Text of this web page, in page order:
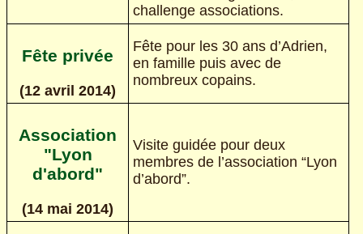
challenge associations.
Fête privée
(12 avril 2014)
Fête pour les 30 ans d’Adrien,
en famille puis avec de
nombreux copains.
Association
"Lyon
d'abord"
(14 mai 2014)
Visite guidée pour deux
membres de l’association “Lyon
d’abord”.